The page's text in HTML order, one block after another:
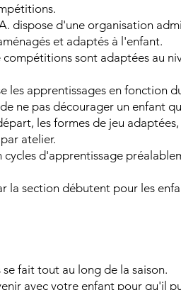
dispose d'une organisation
et adaptés à l'enfant.
sont adaptées au
les apprentissages en fonction
ne pas décourager un enfant
les formes de jeu
atelier.
cycles d'apprentissage
la section débutent pour les
fait tout au long de la saison.
avec votre enfant pour qu'il